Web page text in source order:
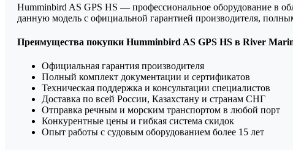
Humminbird AS GPS HS — профессиональное оборудование в
данную модель с официальной гарантией производителя,
Преимущества покупки Humminbird AS GPS HS в River
Официальная гарантия производителя
Полный комплект документации и сертификатов
Техническая поддержка и консультации специалистов
Доставка по всей России, Казахстану и странам СНГ
Отправка речным и морским транспортом в любой порт
Конкурентные цены и гибкая система скидок
Опыт работы с судовым оборудованием более 15 лет